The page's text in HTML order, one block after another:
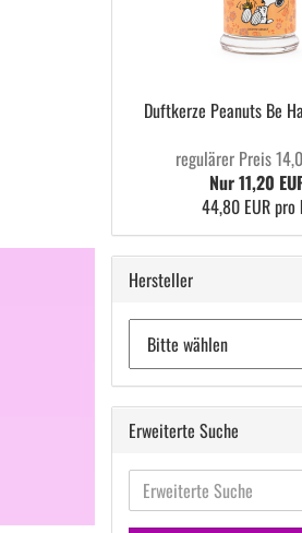
Duft­ker­ze Pea­nuts Be
regulärer Preis
Nur 11,20
44,80 EUR pro
Hersteller
Erweiterte Suche
Erweiterte
Suche